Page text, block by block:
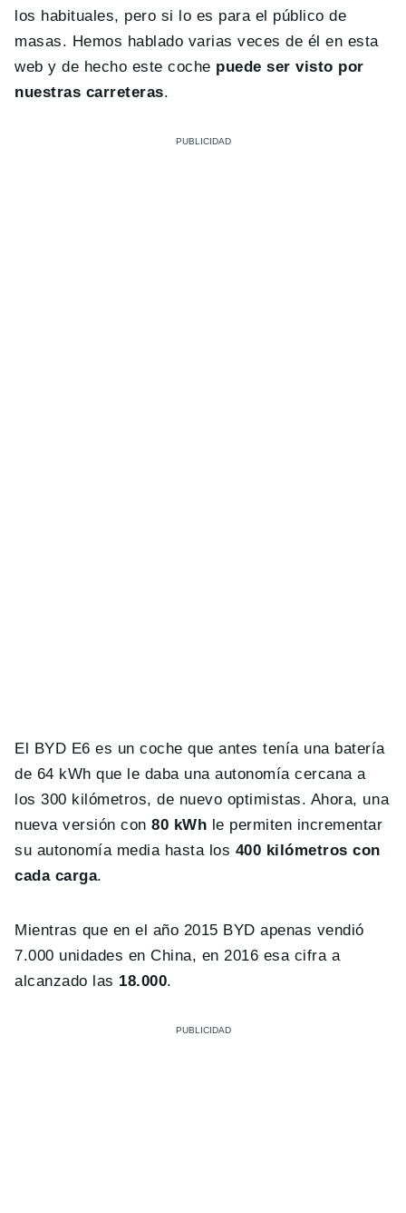
los habituales, pero si lo es para el público de
masas. Hemos hablado varias veces de él en esta
web y de hecho este coche puede ser visto por
nuestras carreteras.
El BYD E6 es un coche que antes tenía una batería
de 64 kWh que le daba una autonomía cercana a
los 300 kilómetros, de nuevo optimistas. Ahora, una
nueva versión con 80 kWh le permiten incrementar
su autonomía media hasta los 400 kilómetros con
cada carga.
Mientras que en el año 2015 BYD apenas vendió
7.000 unidades en China, en 2016 esa cifra a
alcanzado las 18.000.